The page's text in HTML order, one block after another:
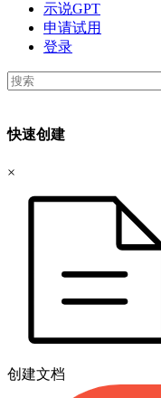
示说GPT
申请试用
登录
快速创建
×
创建文档